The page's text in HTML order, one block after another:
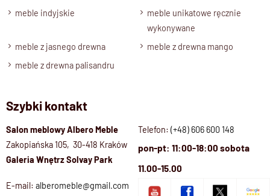
meble indyjskie
meble unikatowe ręcznie
wykonywane
meble z jasnego drewna
meble z drewna mango
meble z drewna palisandru
Szybki kontakt
Salon meblowy Albero Meble
Zakopiańska 105, 30-418 Kraków
Galeria Wnętrz Solvay Park
Telefon: (+48) 606 600 148
pon-pt: 11:00-18:00 sobota
11.00-15.00
E-mail: alberomeble@gmail.com